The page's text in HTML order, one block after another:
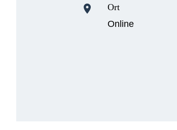
location_on
Ort
Online